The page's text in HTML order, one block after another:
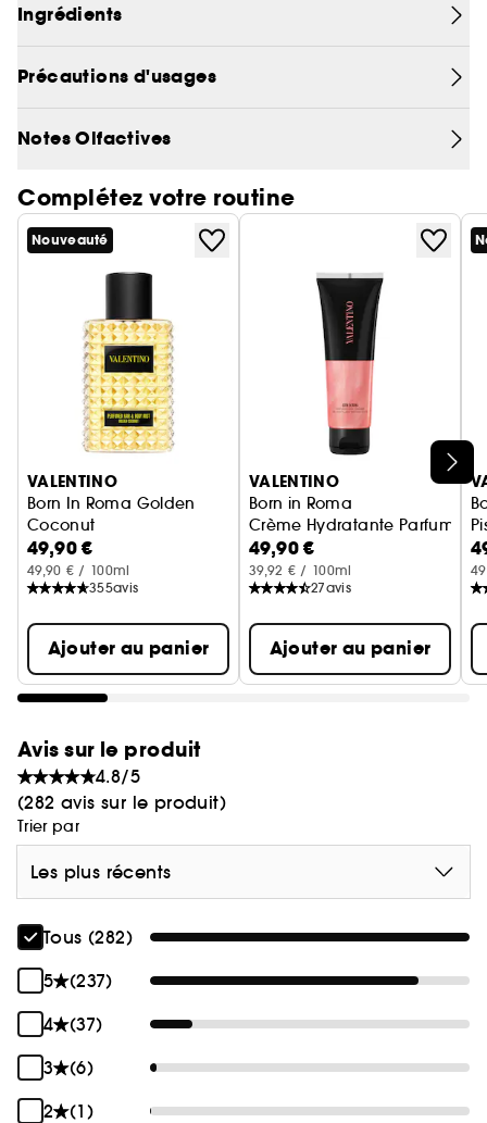
Ingrédients
Précautions d'usages
Notes Olfactives
Complétez votre routine
Nouveauté
VALENTINO
Born In Roma Golden
Coconut
Brume Parfumée Cheveux & Corps
49,90 €
49,90 € / 100ml
355avis
Ajouter au panier
VALENTINO
Born in Roma
Crème Hydratante Parfumée
49,90 €
39,92 € / 100ml
27avis
Ajouter au panier
Avis sur le produit
4.8/5
(282 avis sur le produit)
Trier par
Les plus récents
Tous (282)
5
(237)
4
(37)
3
(6)
2
(1)